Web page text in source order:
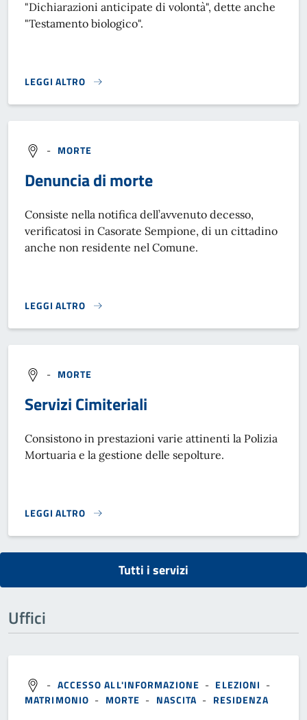
"Dichiarazioni anticipate di volontà", dette anche
"Testamento biologico".
LEGGI ALTRO
DAT (DISPOSIZIONI ANTICIPATE DI TRATTAMENTO) -
- MORTE
Denuncia di morte
Consiste nella notifica dell’avvenuto decesso,
verificatosi in Casorate Sempione, di un cittadino
anche non residente nel Comune.
LEGGI ALTRO
DENUNCIA DI MORTE}
- MORTE
Servizi Cimiteriali
Consistono in prestazioni varie attinenti la Polizia
Mortuaria e la gestione delle sepolture.
LEGGI ALTRO
SERVIZI CIMITERIALI}
Tutti i servizi
Uffici
- ACCESSO ALL'INFORMAZIONE - ELEZIONI -
MATRIMONIO - MORTE - NASCITA - RESIDENZA